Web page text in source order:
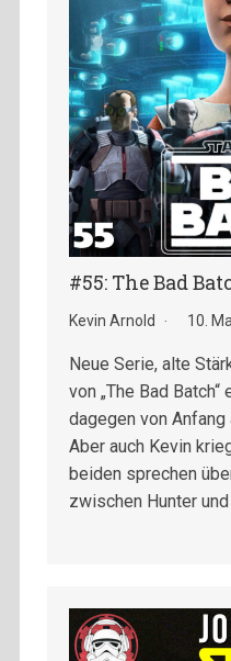
#55: The Bad
Kevin Arnold 10.
Neue Serie, alte
von „The Bad
dagegen von
Aber auch Kevin
beiden sprechen
zwischen Hunter